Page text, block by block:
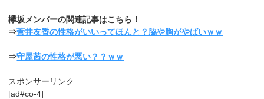
欅坂メンバーの関連記事はこちら！
⇒菅井友香の性格がいいってほんと？脇や胸がやばいｗｗ
⇒守屋茜の性格が悪い？？ｗｗ
スポンサーリンク
[ad#co-4]